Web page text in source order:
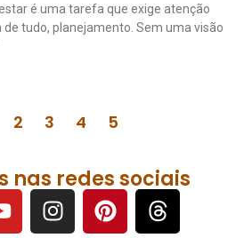
é uma tarefa que exige atenção
de tudo, planejamento. Sem uma visão
2 3 4 5
nas redes sociais